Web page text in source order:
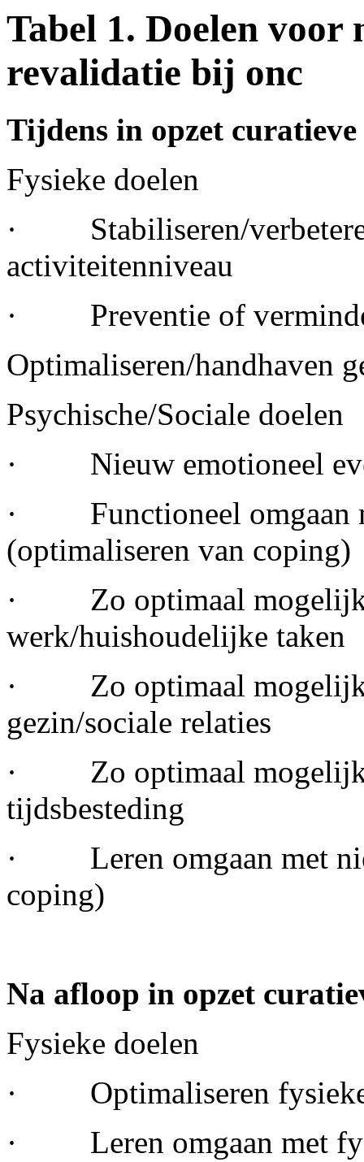
Tabel 1. Doelen voor
revalidatie bij onc
Tijdens in opzet
Fysieke doelen
· Stabiliseren/
activiteitenniveau
· Preventie of
Optimaliseren/handhaven
Psychische/Sociale doelen
· Nieuw emotioneel
· Functioneel omgaan
(optimaliseren van coping)
· Zo optimaal mogelijk
werk/huishoudelijke taken
· Zo optimaal mogelijk
gezin/sociale relaties
· Zo optimaal
tijdsbesteding
· Leren omgaan met
coping)
Na afloop in opzet
Fysieke doelen
· Optimaliseren fysieke
· Leren omgaan met